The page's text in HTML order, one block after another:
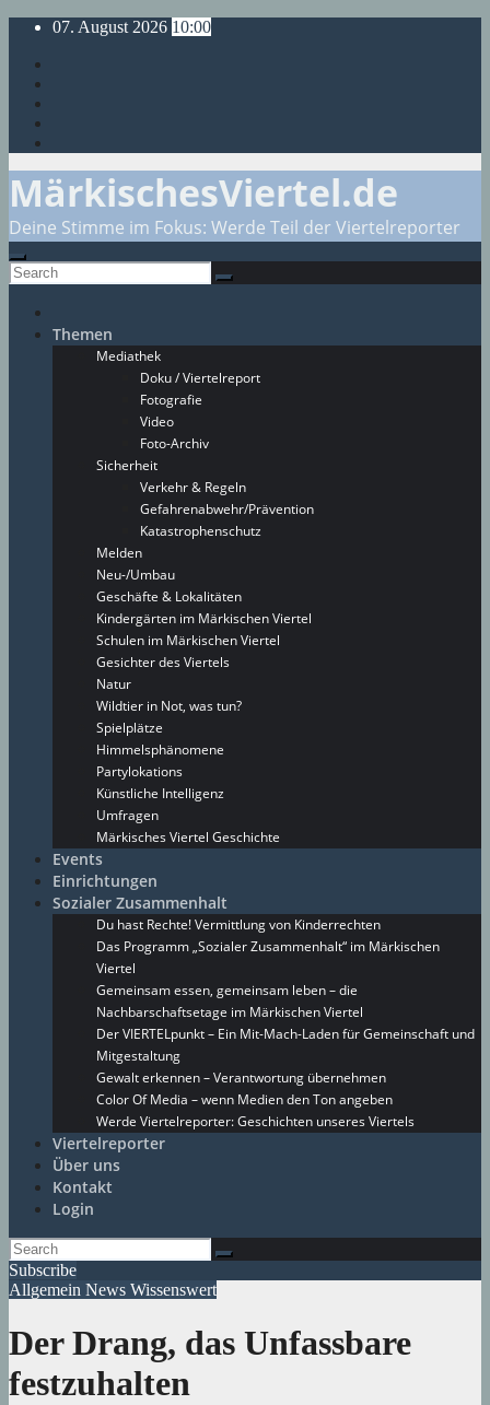
Skip
content
07. August 2026 10:00
MärkischesViertel.de
Deine Stimme im Fokus: Werde Teil der Viertelreporter
Themen
Mediathek
Doku / Viertelreport
Fotografie
Video
Foto-Archiv
Sicherheit
Verkehr & Regeln
Gefahrenabwehr/Prävention
Katastrophenschutz
Melden
Neu-/Umbau
Geschäfte & Lokalitäten
Kindergärten im Märkischen Viertel
Schulen im Märkischen Viertel
Gesichter des Viertels
Natur
Wildtier in Not, was tun?
Spielplätze
Himmelsphänomene
Partylokations
Künstliche Intelligenz
Umfragen
Märkisches Viertel Geschichte
Events
Einrichtungen
Sozialer Zusammenhalt
Du hast Rechte! Vermittlung von Kinderrechten
Das Programm „Sozialer Zusammenhalt“ im Märkischen
Viertel
Gemeinsam essen, gemeinsam leben – die
Nachbarschaftsetage im Märkischen Viertel
Der VIERTELpunkt – Ein Mit-Mach-Laden für Gemeinschaft und
Mitgestaltung
Gewalt erkennen – Verantwortung übernehmen
Color Of Media – wenn Medien den Ton angeben
Werde Viertelreporter: Geschichten unseres Viertels
Viertelreporter
Über uns
Kontakt
Login
Subscribe
Allgemein News Wissenswert
Der Drang, das Unfassbare
festzuhalten